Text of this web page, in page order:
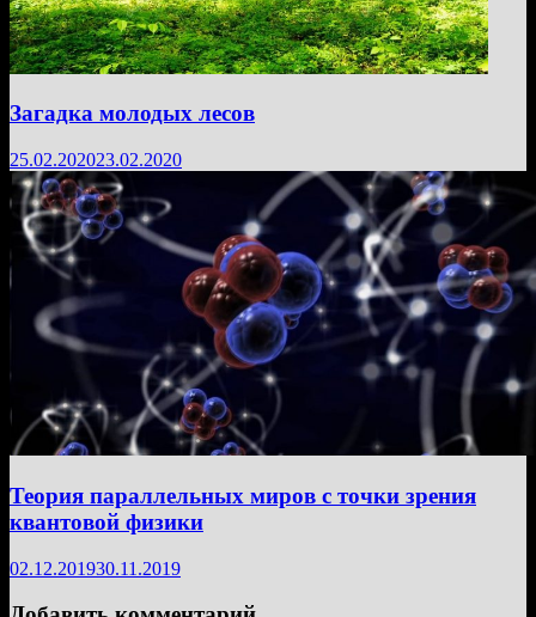
Загадка молодых лесов
25.02.202023.02.2020
Теория параллельных миров с точки зрения
квантовой физики
02.12.201930.11.2019